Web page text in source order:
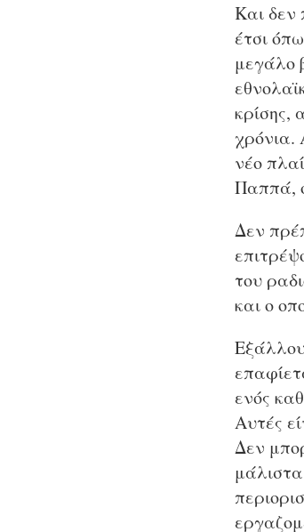
Και δεν
έτσι
μεγάλο
κρίσης,
χρόνια.
νέο
Παππά,
Δεν
του
και ο
ενός
Αυτές
Δεν